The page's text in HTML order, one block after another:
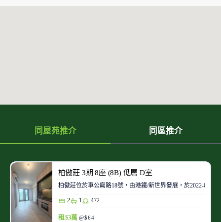
同屋苑推介 同區推介
柏傲莊 3期 8座 (8B) 低層 D室
柏傲莊位於車公廟路18號，由港鐵/新世界發展，於2022-08
2 1 472
租 $3萬 @$64